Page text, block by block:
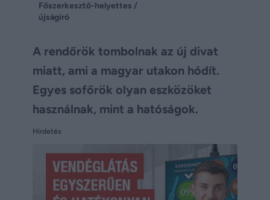
Főszerkesztő-helyettes /
újságíró
A rendőrök tombolnak az új divat
miatt, ami a magyar utakon hódít.
Egyes sofőrök olyan eszközöket
használnak, mint a hatóságok.
Hirdetés